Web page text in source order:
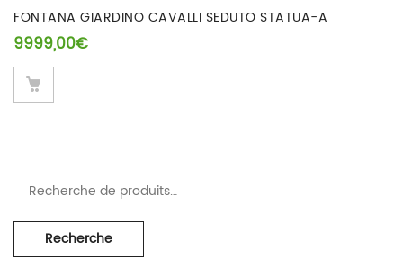
FONTANA GIARDINO CAVALLI SEDUTO STATUA-A
9999,00€
Recherche